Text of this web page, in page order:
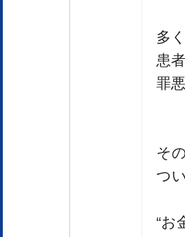
多
患
罪
そ
つ
“お